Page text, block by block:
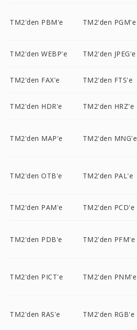
TM2'den PBM'e TM2'den PGM'e
TM2'den WEBP'e TM2'den JPEG'e
TM2'den FAX'e TM2'den FTS'e
TM2'den HDR'e TM2'den HRZ'e
TM2'den MAP'e TM2'den MNG'e
TM2'den OTB'e TM2'den PAL'e
TM2'den PAM'e TM2'den PCD'e
TM2'den PDB'e TM2'den PFM'e
TM2'den PICT'e TM2'den PNM'e
TM2'den RAS'e TM2'den RGB'e